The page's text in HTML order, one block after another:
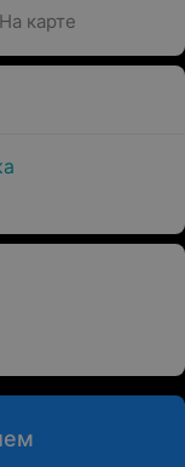
На карте